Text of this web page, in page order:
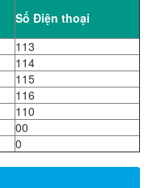
Số Điện thoại
113
114
115
116
110
00
0